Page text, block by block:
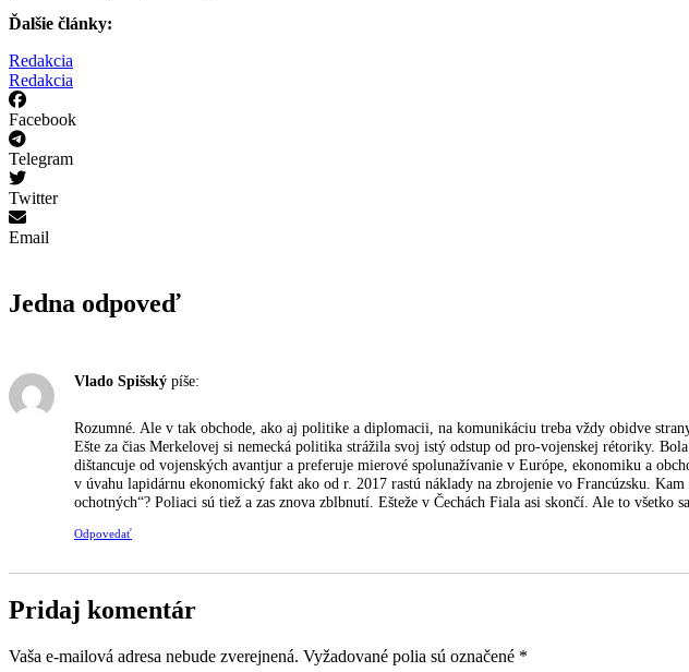
Ďalšie články:
Redakcia
Redakcia
Facebook
Telegram
Twitter
Email
Jedna odpoveď
Vlado Spišský píše:
Rozumné. Ale v tak obchode, ako aj politike a diplomacii, na komunikáciu treba vždy obidve
Ešte za čias Merkelovej si nemecká politika strážila svoj istý odstup od pro-vojenskej rétoriky.
dištancuje od vojenských avantjur a preferuje mierové spolunažívanie v Európe, ekonomiku a
v úvahu lapidárnu ekonomický fakt ako od r. 2017 rastú náklady na zbrojenie vo Francúzsku.
ochotných“? Poliaci sú tiež a zas znova zblbnutí. Ešteže v Čechách Fiala asi skončí. Ale to
Odpovedať
Pridaj komentár
Vaša e-mailová adresa nebude zverejnená. Vyžadované polia sú označené *